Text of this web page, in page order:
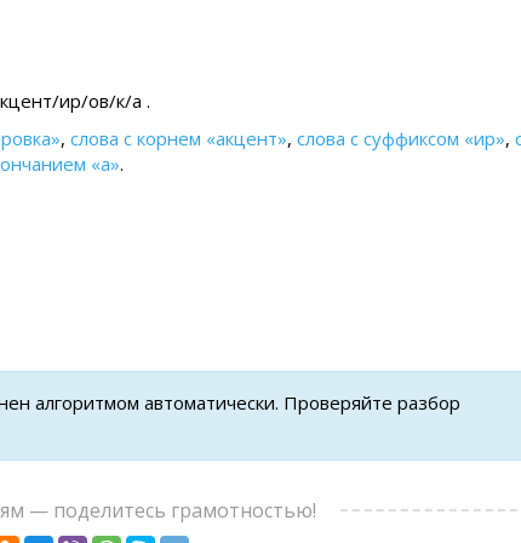
ир/ов/к/а .
, слова с корнем «акцент», слова с суффиксом «ир»,
«а».
алгоритмом автоматически. Проверяйте разбор
— поделитесь грамотностью!